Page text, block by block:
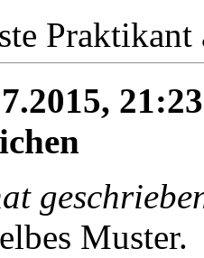
21:23
Muster.